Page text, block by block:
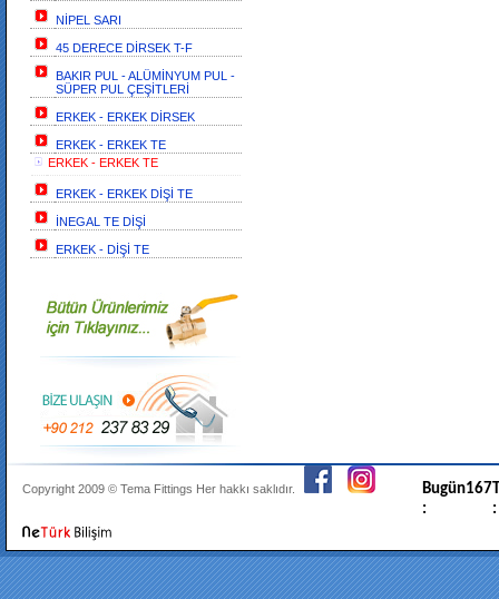
NİPEL SARI
45 DERECE DİRSEK T-F
BAKIR PUL - ALÜMİNYUM PUL -
SÜPER PUL ÇEŞİTLERİ
ERKEK - ERKEK DİRSEK
ERKEK - ERKEK TE
ERKEK - ERKEK TE
ERKEK - ERKEK DİŞİ TE
İNEGAL TE DİŞİ
ERKEK - DİŞİ TE
Copyright 2009 © Tema Fittings Her hakkı saklıdır.
Bugün
:
167
: